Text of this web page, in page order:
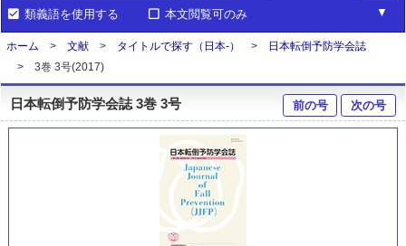
類義語を使用する 本文閲覧可のみ
ホーム 文献 タイトルで探す（日本-）
日本転倒予防学会誌
3巻 3号(2017)
日本転倒予防学会誌 3巻 3号 前の号 次の号